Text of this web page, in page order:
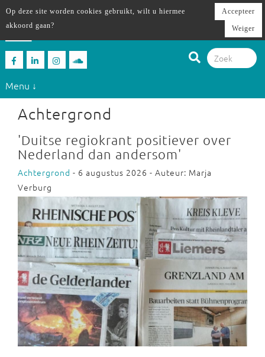
Menu ↓
Achtergrond
'Duitse regiokrant positiever over
Nederland dan andersom'
Achtergrond - 6 augustus 2026 - Auteur: Marja
Verburg
Op deze site worden cookies gebruikt, wilt u hiermee
akkoord gaan?
Accepteer
Weiger